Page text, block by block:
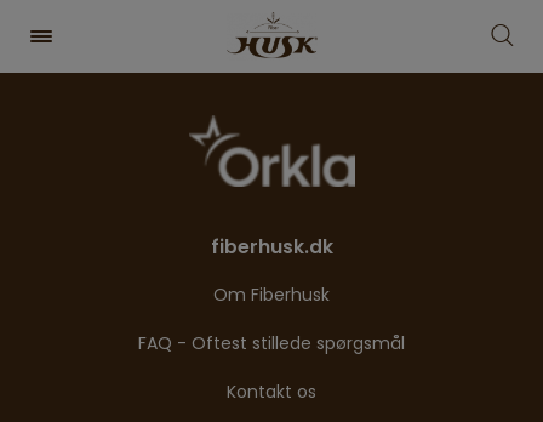
fiberhusk.dk
Om Fiberhusk
FAQ - Oftest stillede spørgsmål
Kontakt os